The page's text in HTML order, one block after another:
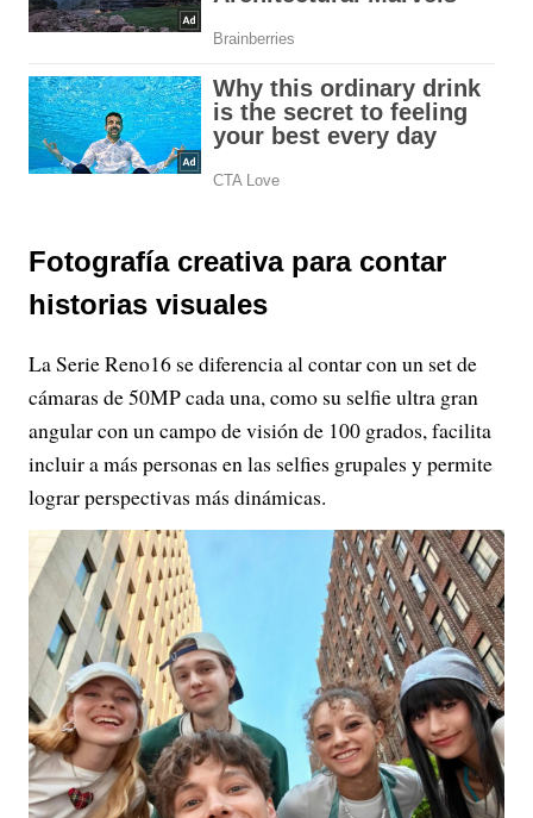
Fotografía creativa para contar
historias visuales
La Serie Reno16 se diferencia al contar con un set de
cámaras de 50MP cada una, como su selfie ultra gran
angular con un campo de visión de 100 grados, facilita
incluir a más personas en las selfies grupales y permite
lograr perspectivas más dinámicas.